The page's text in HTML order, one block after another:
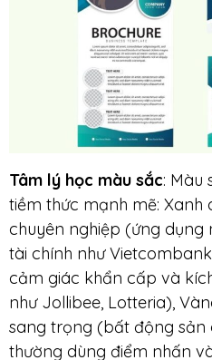
Tâm lý học màu sắc: Màu
tiềm thức mạnh mẽ: Xanh
chuyên nghiệp (ứng dụng
tài chính như
cảm giác khẩn cấp và
như Jollibee, Lotteria),
sang trọng (bất động sản
thường dùng điểm nhấn